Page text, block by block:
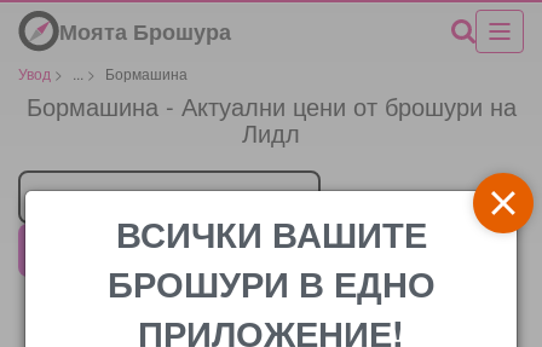
Моята Брошура
Увод > > Бормашина
Бормашина - Актуални цени от брошури на
Лидл
Търговец
ВСИЧКИ ВАШИТЕ
БРОШУРИ В ЕДНО
ПРИЛОЖЕНИЕ!